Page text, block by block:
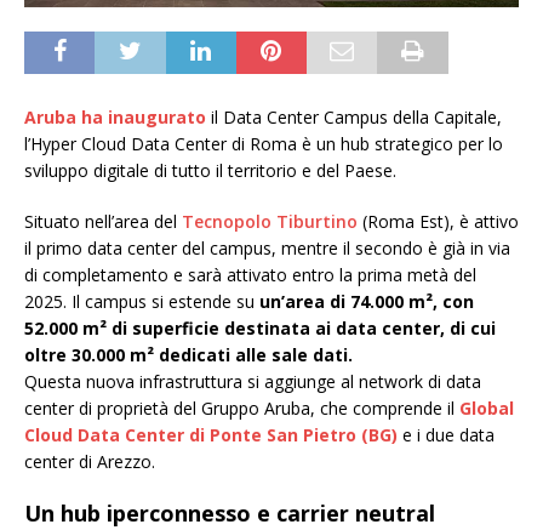
Aruba ha inaugurato il Data Center Campus della Capitale,
l’Hyper Cloud Data Center di Roma è un hub strategico per lo
sviluppo digitale di tutto il territorio e del Paese.
Situato nell’area del Tecnopolo Tiburtino (Roma Est), è attivo
il primo data center del campus, mentre il secondo è già in via
di completamento e sarà attivato entro la prima metà del
2025. Il campus si estende su un’area di 74.000 m², con
52.000 m² di superficie destinata ai data center, di cui
oltre 30.000 m² dedicati alle sale dati.
Questa nuova infrastruttura si aggiunge al network di data
center di proprietà del Gruppo Aruba, che comprende il Global
Cloud Data Center di Ponte San Pietro (BG) e i due data
center di Arezzo.
Un hub iperconnesso e carrier neutral